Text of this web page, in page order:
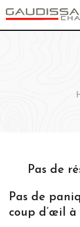
Skip
to
Pas de
Pas de
coup d’œil à